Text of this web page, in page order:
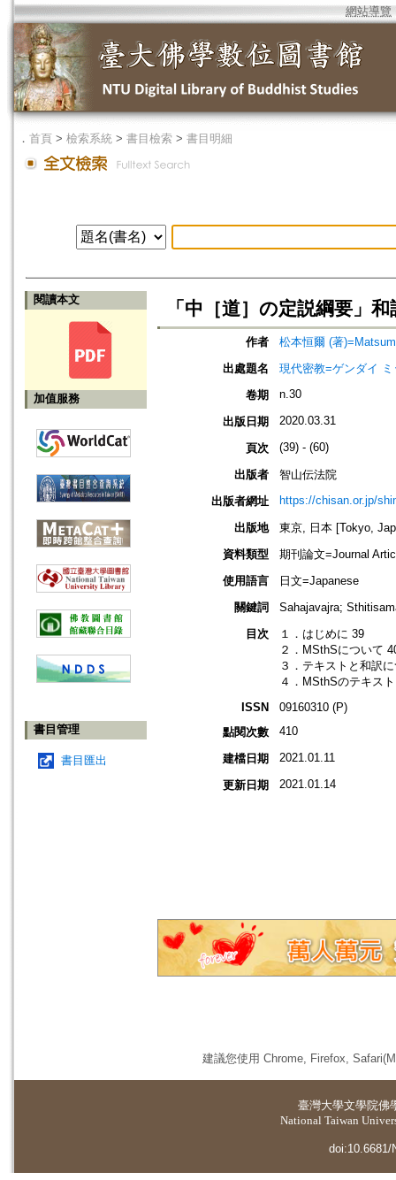
網站導覽
． 首頁 > 檢索系統 > 書目檢索 > 書目明細
閱讀本文
加值服務
書目管理
書目匯出
「中［道］の定説綱要」
作者
松本恒爾 (著
出處題名
現代密教=ゲンダイ
卷期
n.30
出版日期 2020.03.31
頁次 (39) - (60)
出版者
智山伝法院
出版者網址
https://chisan.or.jp/
出版地
東京, 日本 [Tokyo,
資料類型
期刊論文=Journal
使用語言
日文=Japanese
關鍵詞
Sahajavajra;
目次
１．はじめに 39
２．MSthSについて
３．テキストと和訳
４．MSthSのテキス
ISSN
09160310 (P)
點閱次數
410
建檔日期 2021.01.11
更新日期 2021.01.14
建議您使用 Chrome, Firefox,
臺灣大學文學院佛
National Taiwan
doi:10.6681/